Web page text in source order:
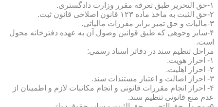
۱-حق التحریر طبق تعرفه مقرر وزارت دادگستری.
۲-حق الثبت به ماخذ ماده ۱۲۳ قانون اصلاحی قانون ثبت.
۳-مالیات و حق تمبر برابر مقررات مالیاتی.
۴-سایر وجوهی که طبق قوانین وصول آن به عهده دفترخانه محول
است.
مراحل تنظیم سند در دفاتر اسناد رسمی:
۱- احراز هویت.
۲- احراز اهلیت.
۳- احراز اصالت و اعتبار مستندات سند.
۴- احراز انجام مقررات قانونی و انجام مکاتبات لازم و اطمینان از
عدم منع قانونی تنظیم سند.